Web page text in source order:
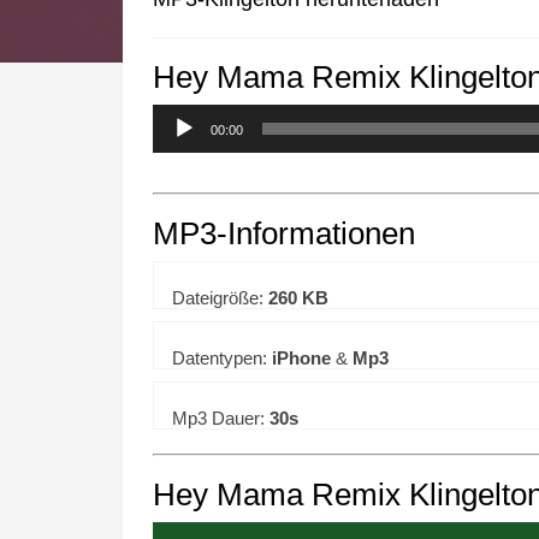
Hey Mama Remix
00:00
MP3-Informationen
Dateigröße: 260 KB
Datentypen: iPhone & Mp3
Mp3 Dauer: 30s
Hey Mama Remix
We use cookies to enhance